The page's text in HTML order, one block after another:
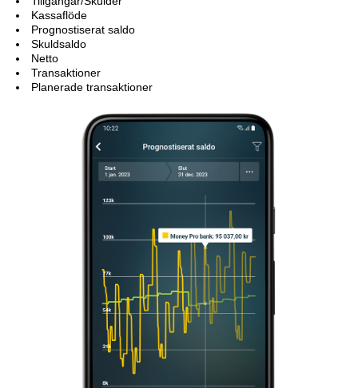
Kassaflöde
Prognostiserat saldo
Skuldsaldo
Netto
Transaktioner
Planerade transaktioner